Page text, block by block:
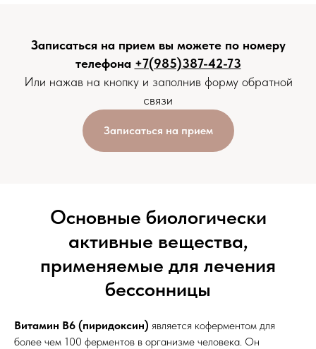
Записаться на прием вы можете по номеру
телефона +7(985)387-42-73
Или нажав на кнопку и заполнив форму обратной
связи
Записаться на прием
Основные биологически
активные вещества,
применяемые для лечения
бессонницы
Витамин B6 (пиридоксин) является коферментом для
более чем 100 ферментов в организме человека. Он